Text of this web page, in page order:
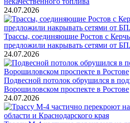
24.07.2026
Трассы, соединяющие Ростов с
предложили накрывать сетями от
24.07.2026
Подвесной потолок обрушился в
Ворошиловском проспекте в Ростове
24.07.2026